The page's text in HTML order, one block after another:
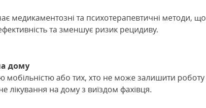
медикаментозні та психотерапевтичні методи, що
та зменшує ризик рецидиву.
дому
мобільністю або тих, хто не може залишити роботу
лікування на дому з виїздом фахівця.